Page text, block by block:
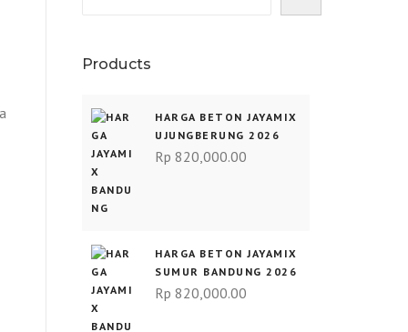
Products
HARGA BETON JAYAMIX
UJUNGBERUNG 2026
Rp 820,000.00
HARGA BETON JAYAMIX
SUMUR BANDUNG 2026
Rp 820,000.00